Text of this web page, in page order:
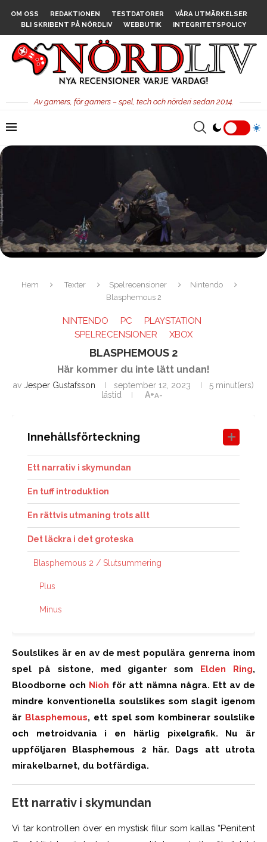
OM OSS REDAKTIONEN TESTDATORER
VÅRA UTMÄRKELSER
BLI SKRIBENT PÅ NÖRDLIV
WEBBUTIK INTEGRITETSPOLICY
Av gamers, för gamers – spel, tech och nörderi sedan 2014.
Hem Texter Spelrecensioner
Nintendo
Blasphemous 2
NINTENDO PC
PLAYSTATION
SPELRECENSIONER
XBOX
BLASPHEMOUS 2
Här kommer du inte lätt undan!
av Jesper Gustafsson september 12, 2023
5 minut(ers)
lästid
A+A-
Innehållsförteckning
Ett narrativ i skymundan
En tuff introduktion
En rättvis utmaning trots allt
Det läckra i det groteska
Blasphemous 2 / Slutsummering
Plus
Minus
Soulslikes är en av de mest populära genrerna inom
spel på sistone, med giganter som
Elden Ring,
Bloodborne och Nioh för att nämna några. Ett av de
mindre konventionella soulslikes som slagit igenom
är Blasphemous, ett spel som kombinerar soulslike
och metroidvania i en härlig pixelgrafik. Nu är
uppföljaren Blasphemous 2 här. Dags att utrota
mirakelbarnet, du botfärdiga.
Ett narrativ i skymundan
Vi tar kontrollen över en mystisk filur som kallas “Penitent